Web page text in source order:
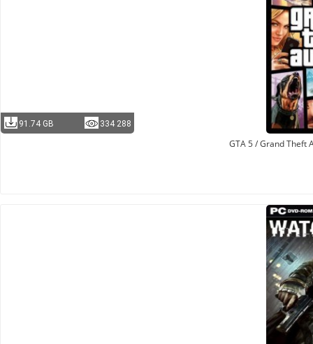
91.74 GB 334 288
GTA 5 / Grand Theft